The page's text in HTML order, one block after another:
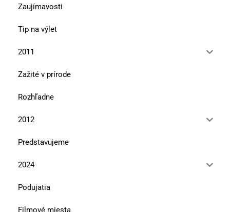
Zaujímavosti
Tip na výlet
2011
Zažité v prírode
Rozhľadne
2012
Predstavujeme
2024
Podujatia
Filmové miesta